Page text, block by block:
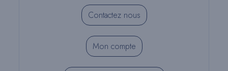
Contactez nous
Mon compte